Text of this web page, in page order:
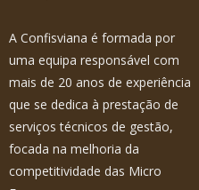
A Confisviana é formada por
uma equipa responsável com
mais de 20 anos de experiência
que se dedica à prestação de
serviços técnicos de gestão,
focada na melhoria da
competitividade das Micro